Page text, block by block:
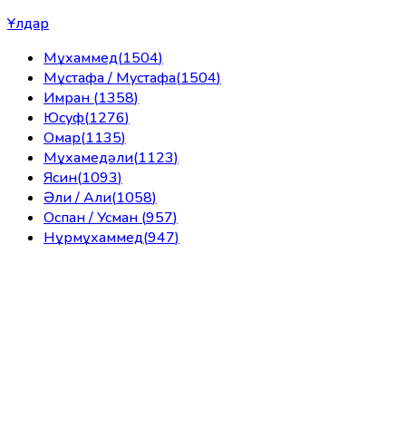
Ұлдар
Мұхаммед(1504)
Мұстафа / Мустафа(1504)
Имран (1358)
Юсуф(1276)
Омар(1135)
Мұхамедәли(1123)
Ясин(1093)
Әли / Али(1058)
Оспан / Усман (957)
Нұрмұхаммед(947)